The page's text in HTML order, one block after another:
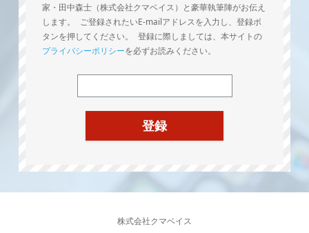
家・田中森士（株式会社クマベイス）と豪華執筆陣がお伝え
します。 ご登録されたいE-mailアドレスを入力し、登録ボ
タンを押してください。 登録に際しましては、本サイトの
プライバシーポリシーを必ずお読みください。
株式会社クマベイス